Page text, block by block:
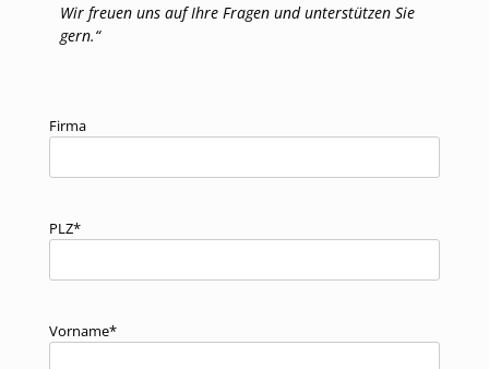
Wir freuen uns auf Ihre Fragen und unterstützen Sie
gern.“
Firma
PLZ*
Vorname*